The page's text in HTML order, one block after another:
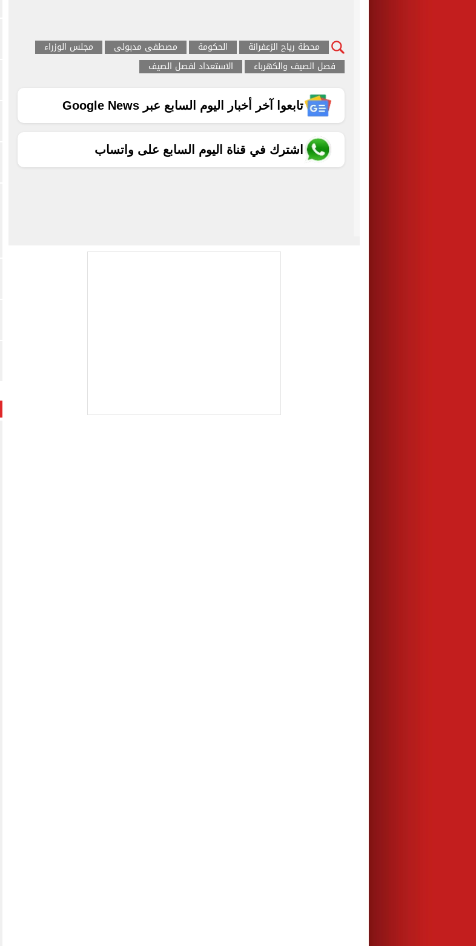
محطة رياح الزعفرانة الحكومة مصطفى مدبولى
مجلس الوزراء
فصل الصيف والكهرباء
الاستعداد لفصل الصيف
تابعوا آخر أخبار اليوم السابع عبر Google News
اشترك في قناة اليوم السابع على واتساب